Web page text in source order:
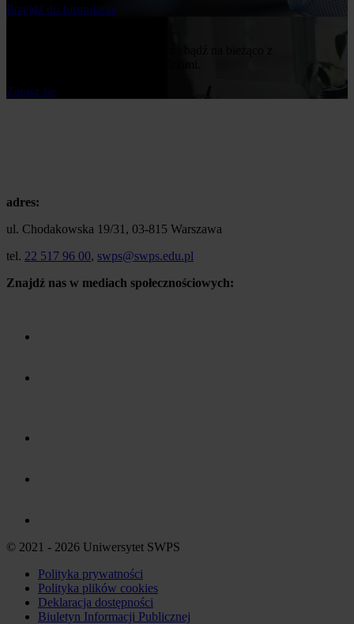
Przejdż do formularza
Zapisz się
adres:
ul. Chodakowska 19/31, 03-815 Warszawa
tel. 22 517 96 00, swps@swps.edu.pl
Znajdź nas w mediach społecznościowych:
© 2021 - 2026 Uniwersytet SWPS
Polityka prywatności
Polityka plików cookies
Deklaracja dostępności
Biuletyn Informacji Publicznej